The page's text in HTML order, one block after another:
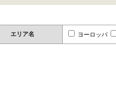
エリア名 ヨーロッパ